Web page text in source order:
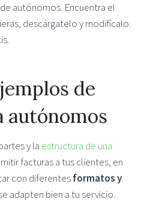
autónomos. Encuentra el
descárgatelo y modifícalo.
de
autónomos
y la estructura de una
facturas a tus clientes, en
con diferentesformatos y
adapten bien a tu servicio.